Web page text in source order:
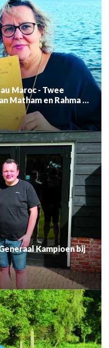
Maroc - Twee
Matham en Rahma el
Kampioen bij